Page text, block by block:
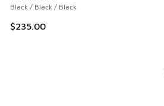
Black / Black / Black
$235.00